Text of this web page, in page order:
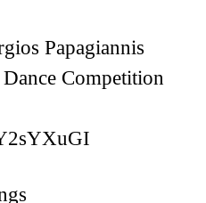
Papagiannis
Competition